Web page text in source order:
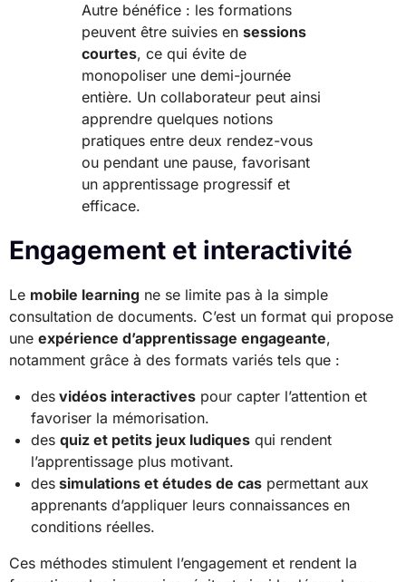
Autre bénéfice : les formations
peuvent être suivies en sessions
courtes, ce qui évite de
monopoliser une demi-journée
entière. Un collaborateur peut ainsi
apprendre quelques notions
pratiques entre deux rendez-vous
ou pendant une pause, favorisant
un apprentissage progressif et
efficace.
Engagement et interactivité
Le mobile learning ne se limite pas à la simple
consultation de documents. C’est un format qui propose
une expérience d’apprentissage engageante,
notamment grâce à des formats variés tels que :
des vidéos interactives pour capter l’attention et
favoriser la mémorisation.
des quiz et petits jeux ludiques qui rendent
l’apprentissage plus motivant.
des simulations et études de cas permettant aux
apprenants d’appliquer leurs connaissances en
conditions réelles.
Ces méthodes stimulent l’engagement et rendent la